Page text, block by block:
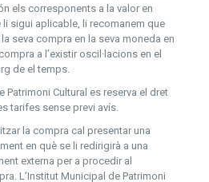
els corresponents a la valor en
li sigui aplicable, li recomanem que
seva compra en la seva moneda en
a l’existir oscil·lacions en el
de el temps.
Patrimoni Cultural es reserva el dret
tarifes sense previ avís.
la compra cal presentar una
en què se li redirigirà a una
externa per a procedir al
L’Institut Municipal de Patrimoni